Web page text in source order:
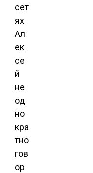
сет
ях
Ал
ек
се
й
не
од
но
кра
тно
гов
ор